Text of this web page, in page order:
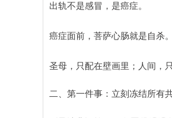
出轨不是感冒，是癌症。
癌症面前，菩萨心肠就是自杀。
圣母，只配在壁画里；人间，
二、第一件事：立刻冻结所